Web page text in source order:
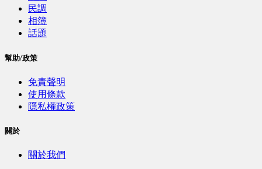
民調
相簿
話題
幫助/政策
免責聲明
使用條款
隱私權政策
關於
關於我們